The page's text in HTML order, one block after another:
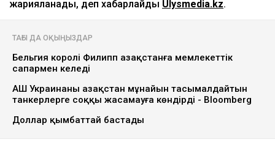
жарияланады, деп хабарлайды Ulysmedia.kz.
ТАҒЫ ДА ОҚЫҢЫЗДАР
Бельгия королі Филипп Қазақстанға мемлекеттік
сапармен келеді
АҚШ Украинаны Қазақстан мұнайын тасымалдайтын
танкерлерге соққы жасамауға көндірді - Bloomberg
Доллар қымбаттай бастады